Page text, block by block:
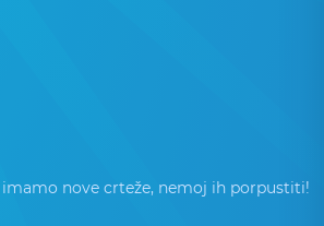
imamo nove crteže, nemoj ih porpustiti!